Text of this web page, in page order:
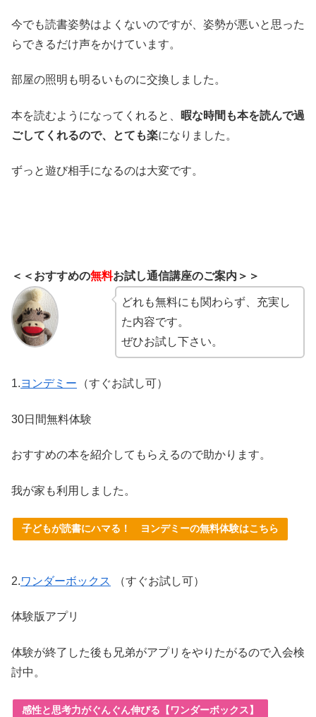
今でも読書姿勢はよくないのですが、姿勢が悪いと思った
らできるだけ声をかけています。
部屋の照明も明るいものに交換しました。
本を読むようになってくれると、
暇な時間も本を読んで過
ごしてくれるので、とても楽になりました。
ずっと遊び相手になるのは大変です。
＜＜おすすめの無料お試し通信講座のご案内＞＞
どれも無料にも関わらず、充実し
た内容です。
ぜひお試し下さい。
1.ヨンデミー （すぐお試し可）
30日間無料体験
おすすめの本を紹介してもらえるので助かります。
我が家も利用しました。
子どもが読書にハマる！ ヨンデミーの無料体験はこちら
2.ワンダーボックス （すぐお試し可）
体験版アプリ
体験が終了した後も兄弟がアプリをやりたがるので入会検
討中。
感性と思考力がぐんぐん伸びる【ワンダーボックス】